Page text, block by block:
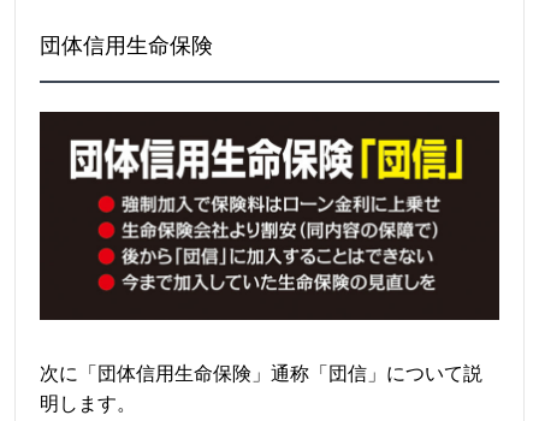
団体信用生命保険
次に「団体信用生命保険」通称「団信」について説
明します。